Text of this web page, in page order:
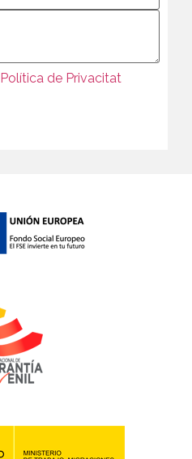
Política de Privacitat